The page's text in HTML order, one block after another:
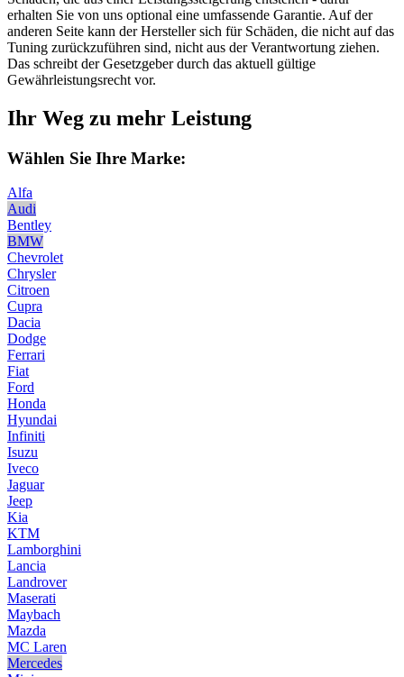
erhalten Sie von uns optional eine umfassende Garantie. Auf der
anderen Seite kann der Hersteller sich für Schäden, die nicht auf das
Tuning zurückzuführen sind, nicht aus der Verantwortung ziehen.
Das schreibt der Gesetzgeber durch das aktuell gültige
Gewährleistungsrecht vor.
Ihr Weg zu mehr Leistung
Wählen Sie Ihre Marke:
Alfa
Audi
Bentley
BMW
Chevrolet
Chrysler
Citroen
Cupra
Dacia
Dodge
Ferrari
Fiat
Ford
Honda
Hyundai
Infiniti
Isuzu
Iveco
Jaguar
Jeep
Kia
KTM
Lamborghini
Lancia
Landrover
Maserati
Maybach
Mazda
MC Laren
Mercedes